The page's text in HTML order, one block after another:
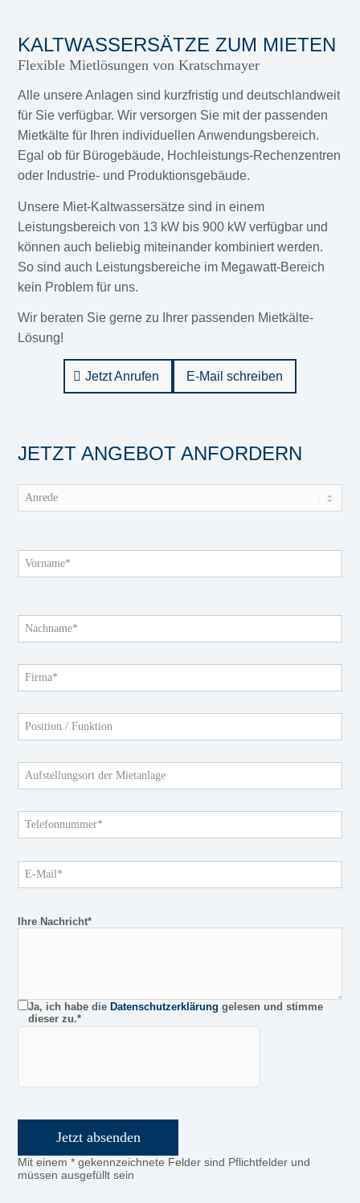
KALTWASSERSÄTZE ZUM MIETEN
Flexible Mietlösungen von Kratschmayer
Alle unsere Anlagen sind kurzfristig und deutschlandweit
für Sie verfügbar. Wir versorgen Sie mit der passenden
Mietkälte für Ihren individuellen Anwendungsbereich.
Egal ob für Bürogebäude, Hochleistungs-Rechenzentren
oder Industrie- und Produktionsgebäude.
Unsere Miet-Kaltwassersätze sind in einem
Leistungsbereich von 13 kW bis 900 kW verfügbar und
können auch beliebig miteinander kombiniert werden.
So sind auch Leistungsbereiche im Megawatt-Bereich
kein Problem für uns.
Wir beraten Sie gerne zu Ihrer passenden Mietkälte-
Lösung!
Jetzt Anrufen E-Mail schreiben
JETZT ANGEBOT ANFORDERN
Ihre Nachricht*
Ja, ich habe die Datenschutzerklärung gelesen und stimme
dieser zu.*
leer.
Mit einem * gekennzeichnete Felder sind Pflichtfelder und
müssen ausgefüllt sein